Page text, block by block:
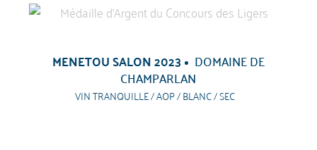
MENETOU SALON 2023 DOMAINE DE
CHAMPARLAN
VIN TRANQUILLE / AOP / BLANC / SEC